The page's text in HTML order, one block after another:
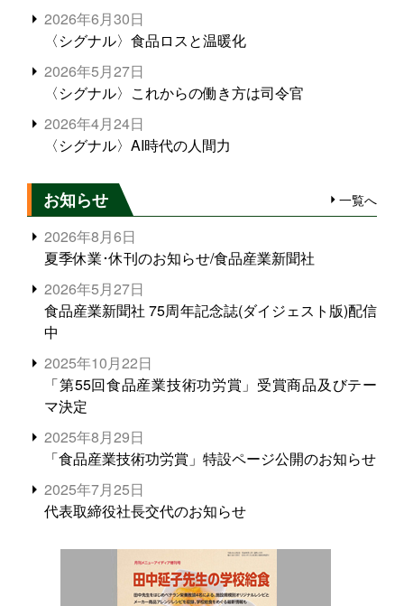
2026年6月30日
〈シグナル〉食品ロスと温暖化
2026年5月27日
〈シグナル〉これからの働き方は司令官
2026年4月24日
〈シグナル〉AI時代の人間力
お知らせ 一覧へ
2026年8月6日
夏季休業･休刊のお知らせ/食品産業新聞社
2026年5月27日
食品産業新聞社 75周年記念誌(ダイジェスト版)配信
中
2025年10月22日
「第55回食品産業技術功労賞」受賞商品及びテー
マ決定
2025年8月29日
「食品産業技術功労賞」特設ページ公開のお知らせ
2025年7月25日
代表取締役社長交代のお知らせ